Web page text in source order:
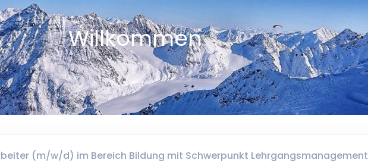
Willkommen
(m/w/d) im Bereich Bildung mit Schwerpunkt Lehrgangsmanagement